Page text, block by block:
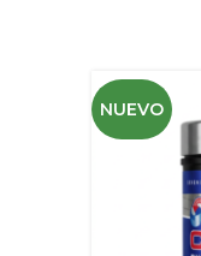
NUEVO